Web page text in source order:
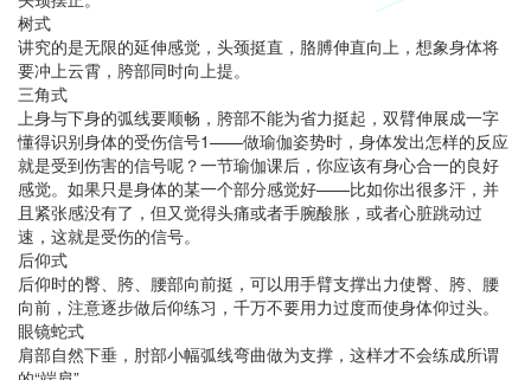
树式
讲究的是无限的延伸感觉，头颈挺直，胳膊伸直向上，想象身体将
要冲上云霄，胯部同时向上提。
三角式
上身与下身的弧线要顺畅，胯部不能为省力挺起，双臂伸展成一字
懂得识别身体的受伤信号1——做瑜伽姿势时，身体发出怎样的反应
就是受到伤害的信号呢？一节瑜伽课后，你应该有身心合一的良好
感觉。如果只是身体的某一个部分感觉好——比如你出很多汗，并
且紧张感没有了，但又觉得头痛或者手腕酸胀，或者心脏跳动过
速，这就是受伤的信号。
后仰式
后仰时的臀、胯、腰部向前挺，可以用手臂支撑出力使臀、胯、腰
向前，注意逐步做后仰练习，千万不要用力过度而使身体仰过头。
眼镜蛇式
肩部自然下垂，肘部小幅弧线弯曲做为支撑，这样才不会练成所谓